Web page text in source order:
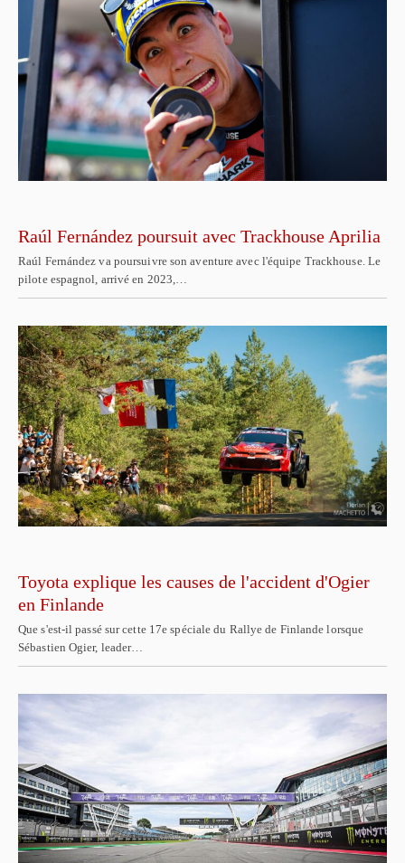
Raúl Fernández poursuit avec Trackhouse Aprilia
Raúl Fernández va poursuivre son aventure avec l'équipe Trackhouse. Le
pilote espagnol, arrivé en 2023,…
Toyota explique les causes de l'accident d'Ogier
en Finlande
Que s'est-il passé sur cette 17e spéciale du Rallye de Finlande lorsque
Sébastien Ogier, leader…